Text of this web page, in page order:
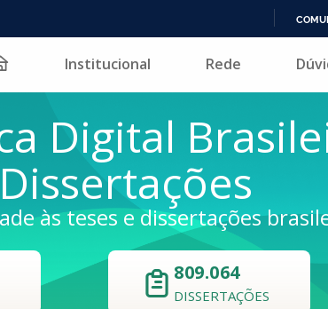
Institucional Rede
Digital
às teses e dissertações
809.064
DISSERTAÇÕES